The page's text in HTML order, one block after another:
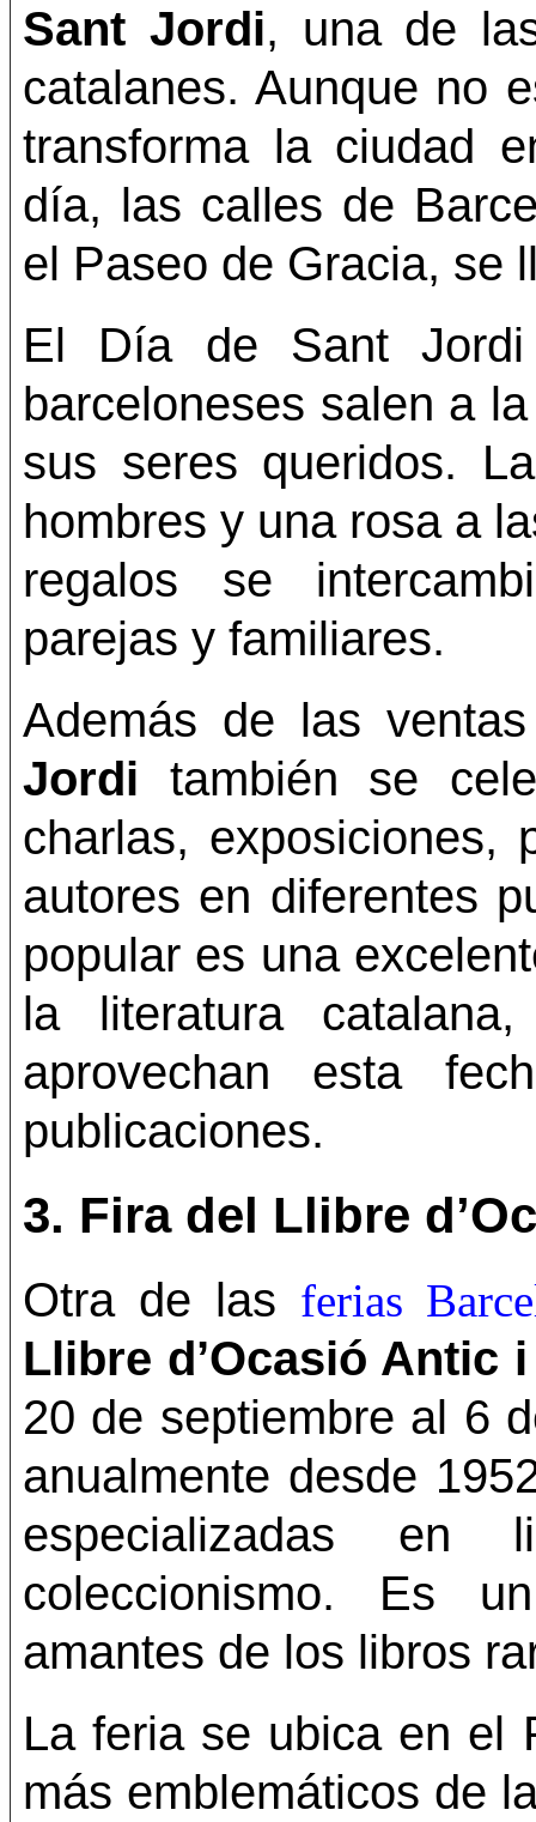
Sant Jordi, una de
catalanes. Aunque no
transforma la ciudad
día, las calles de
el Paseo de Gracia, se
El Día de Sant
barceloneses salen a
sus seres queridos.
hombres y una rosa a
regalos se
parejas y familiares.
Además de las
Jordi también se
charlas, exposiciones,
autores en diferentes
popular es una
la literatura
aprovechan esta
publicaciones.
3. Fira del Llibre
Otra de las ferias
Llibre d’Ocasió Antic
20 de septiembre al 6
anualmente desde
especializadas
coleccionismo. Es
amantes de los libros
La feria se ubica en el
más emblemáticos de